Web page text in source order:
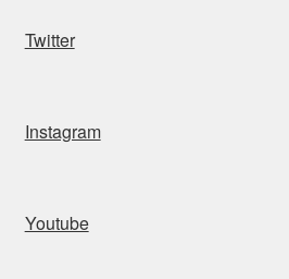
Twitter
Instagram
Youtube